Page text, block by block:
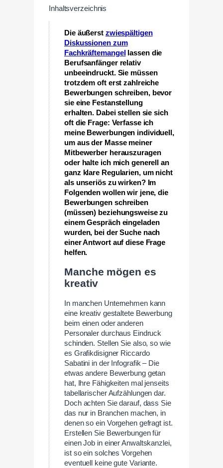
Inhaltsverzeichnis
Die äußerst zwiespältigen
Diskussionen zum
Fachkräftemangel
lassen die
Berufsanfänger relativ
unbeeindruckt. Sie müssen
trotzdem oft erst zahlreiche
Bewerbungen schreiben, bevor
sie eine Festanstellung
erhalten. Dabei stellen sie sich
oft die Frage: Verfasse ich
meine Bewerbungen individuell,
um aus der Masse meiner
Mitbewerber herauszuragen
oder halte ich mich generell an
ganz klare Regularien, um nicht
als unseriös zu wirken? Im
Folgenden wollen wir jene, die
Bewerbungen schreiben
(müssen) beziehungsweise zu
einem Gespräch eingeladen
wurden, bei der Suche nach
einer Antwort auf diese Frage
helfen.
Manche mögen es
kreativ
In manchen Unternehmen kann
eine kreativ gestaltete Bewerbung
beim einen oder anderen
Personaler durchaus Eindruck
schinden. Stellen Sie also, so wie
es Grafikdisigner Riccardo
Sabatini in der Infografik – Die
etwas andere Bewerbung getan
hat, Ihre Fähigkeiten mal jenseits
tabellarischer Aufzählungen dar.
Doch achten Sie darauf, dass Sie
das nur in Branchen machen, in
denen so ein Vorgehen gefragt ist.
Erstellen Sie Bewerbungen für
einen Job in einer Anwaltskanzlei,
ist so ein solches Vorgehen
eventuell keine gute Variante.